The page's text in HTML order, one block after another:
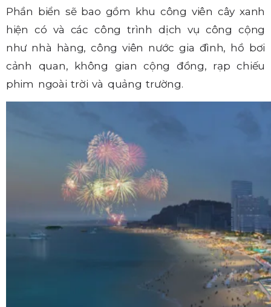
Phần biển sẽ bao gồm khu công viên cây xanh
hiện có và các công trình dịch vụ công cộng
như nhà hàng, công viên nước gia đình, hồ bơi
cảnh quan, không gian cộng đồng, rạp chiếu
phim ngoài trời và quảng trường.